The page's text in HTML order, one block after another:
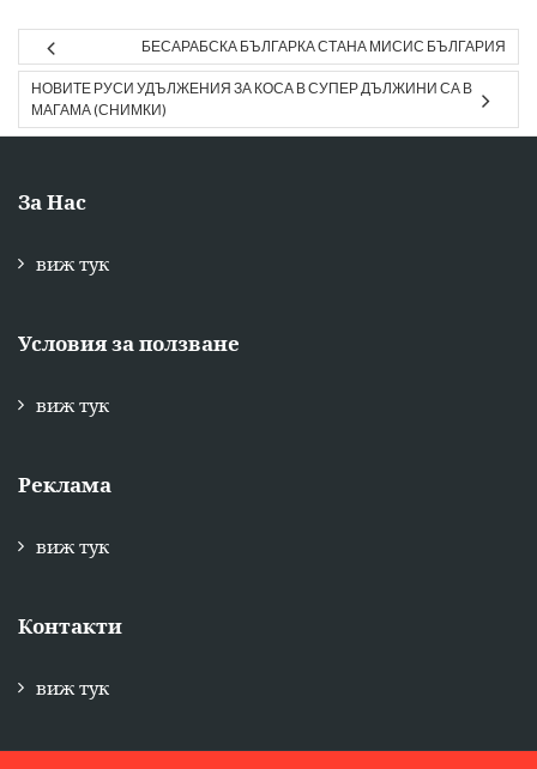
БЕСАРАБСКА БЪЛГАРКА СТАНА МИСИС БЪЛГАРИЯ
НОВИТЕ РУСИ УДЪЛЖЕНИЯ ЗА КОСА В СУПЕР ДЪЛЖИНИ СА В
МАГАМА (СНИМКИ)
За Нас
виж тук
Условия за ползване
виж тук
Реклама
виж тук
Контакти
виж тук